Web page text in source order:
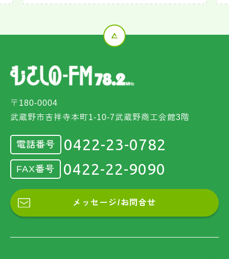
〒180-0004
武蔵野市吉祥寺本町1-10-7武蔵野商工会館3階
電話番号 0422-23-0782
FAX番号 0422-22-9090
メッセージ/お問合せ